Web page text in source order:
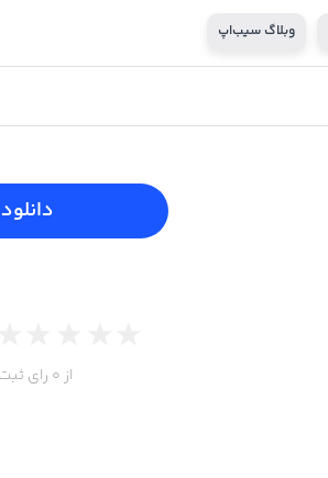
وبلاگ سیب‌اپ
دانلود
از 0 رای ثبت شده